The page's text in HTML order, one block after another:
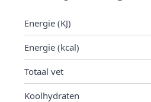
Energie (KJ)
Energie (kcal)
Totaal vet
Koolhydraten